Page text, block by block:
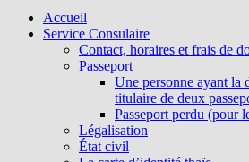
Accueil
Service Consulaire
Contact, horaires et frais de
Passeport
Une personne ayant la
titulaire de deux
Passeport perdu (pour
Légalisation
État civil